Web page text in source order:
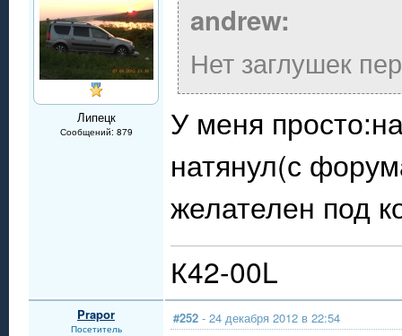
Липецк
Сообщений: 879
andrew:
Нет заглушек
У меня
натянул(с
желателен под
К42-00L
Prapor
Посетитель
#252 - 24 декабря 2012 в 22:54